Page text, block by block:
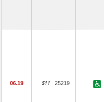
06.19 25219